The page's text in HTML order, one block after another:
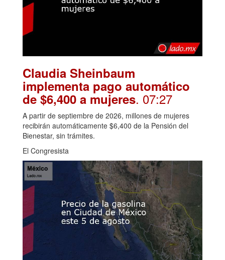
Claudia Sheinbaum
implementa pago automático
de $6,400 a mujeres. 07:27
A partir de septiembre de 2026, millones de mujeres
recibirán automáticamente $6,400 de la Pensión del
Bienestar, sin trámites.
El Congresista